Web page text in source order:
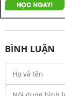
BÌNH LUẬN